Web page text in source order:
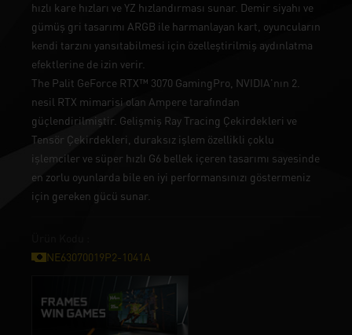
hızlı kare hızları ve YZ hızlandırması sunar. Demir siyahı ve
gümüş gri tasarımı ARGB ile harmanlayan kart, oyuncuların
kendi tarzını yansıtabilmesi için özelleştirilmiş aydınlatma
efektlerine de izin verir.
The Palit GeForce RTX™ 3070 GamingPro, NVIDIA'nın 2.
nesil RTX mimarisi olan Ampere tarafından
güçlendirilmiştir. Gelişmiş Ray Tracing Çekirdekleri ve
Tensör Çekirdekleri, duraksız işlem özellikli çoklu
işlemciler ve süper hızlı G6 bellek içeren tasarımı sayesinde
en zorlu oyunlarda bile en iyi performansınızı göstermeniz
için gereken gücü sunar.
NE63070019P2-1041A